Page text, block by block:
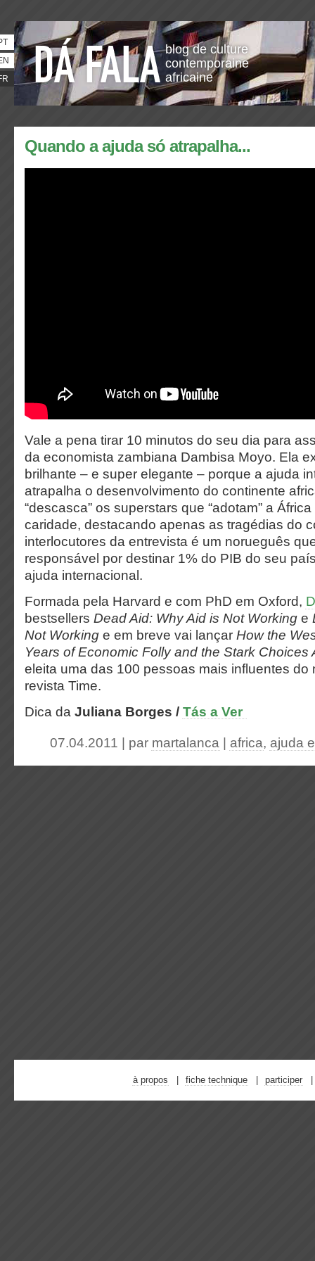
blog de culture
contemporaine
africaine
Quando a ajuda só atrapalha...
Vale a pena tirar 10 minutos do seu dia para
da economista zambiana Dambisa Moyo. Ela
brilhante – e super elegante – porque a ajuda
atrapalha o desenvolvimento do continente
“descasca” os superstars que “adotam” a
caridade, destacando apenas as tragédias do
interlocutores da entrevista é um norueguês
responsável por destinar 1% do PIB do seu
ajuda internacional.
Formada pela Harvard e com PhD em Oxford,
bestsellers Dead Aid: Why Aid is Not Working e
Not Working e em breve vai lançar How the
Years of Economic Folly and the Stark Choices
eleita uma das 100 pessoas mais influentes do
revista Time.
Dica da Juliana Borges / Tás a Ver
07.04.2011 | par martalanca africa, ajuda
à propos fiche technique participer